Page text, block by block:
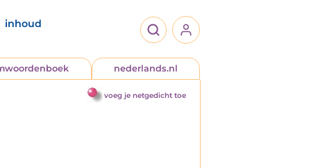
inhoud
nederlands.nl
voeg je netgedicht toe